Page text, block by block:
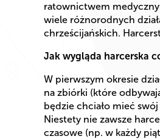
ratownictwem
wiele różnorodnych
chrześcijańskich.
Jak wygląda harcerska
W pierwszym okresie
na zbiórki (które
będzie chciało mieć
Niestety nie zawsze
czasowe (np. w każdy